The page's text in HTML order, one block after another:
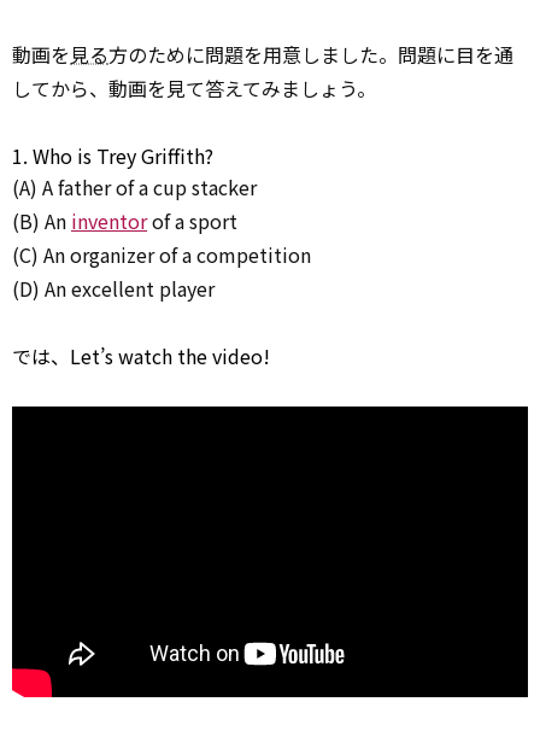
動画を見る方のために問題を用意しました。問題に目を通
してから、動画を見て答えてみましょう。
1. Who is Trey Griffith?
(A) A father of a cup stacker
(B) An inventorof a sport
(C) An organizer of a competition
(D) An excellent player
では、Let’s watch the video!